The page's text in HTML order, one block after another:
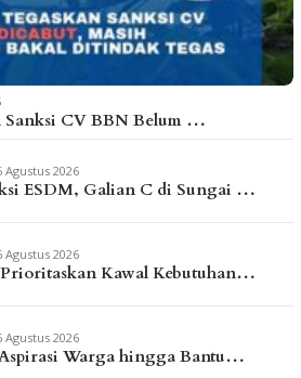
Sanksi CV BBN Belum …
Agustus 2026
ESDM, Galian C di Sungai …
Agustus 2026
Kawal Kebutuhan…
Agustus 2026
Aspirasi Warga hingga Bantu…